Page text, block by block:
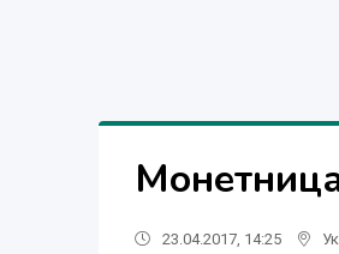
23.04.2017, 14:25